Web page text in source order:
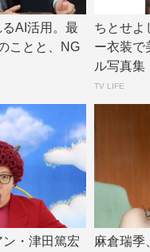
AI活用。最
ことと、NG
ちとせよ
ー衣装
ル写真集
面カット
TV LIFE
・津田篤宏
麻倉瑞季